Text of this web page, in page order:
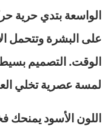
الواسعة بتدي حرية
على البشرة وتتحمل
الوقت. التصميم
لمسة عصرية تخلي
اللون الأسود يمنحك